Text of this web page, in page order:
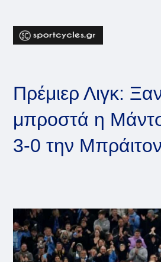
content
Πρέμιερ Λιγκ:
μπροστά η
3-0 την